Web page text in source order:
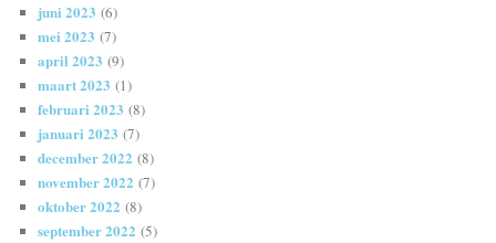
juni 2023 (6)
mei 2023 (7)
april 2023 (9)
maart 2023 (1)
februari 2023 (8)
januari 2023 (7)
december 2022 (8)
november 2022 (7)
oktober 2022 (8)
september 2022 (5)